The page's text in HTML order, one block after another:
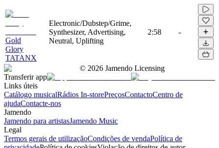
Gold
Glory
TATANX
Electronic/Dubstep/Grime,
Synthesizer, Advertising,
Neutral, Uplifting
2:58 -
© 2026 Jamendo Licensing
Transferir app
Links úteis
Catálogo musicalRádios In-storePreçosContactoCentro de
ajudaContacte-nos
Jamendo
Jamendo para artistasJamendo Music
Legal
Termos gerais de utilizaçãoCondições de vendaPolítica de